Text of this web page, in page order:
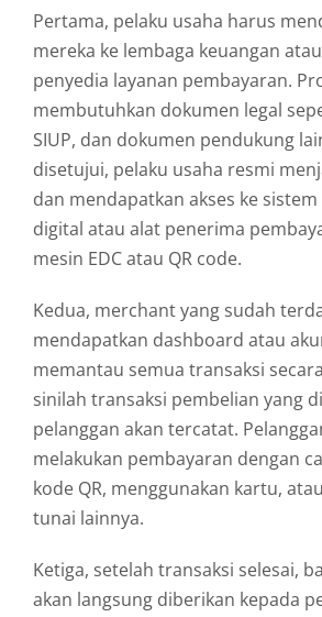
Pertama, pelaku usaha harus
mereka ke lembaga keuangan atau
penyedia layanan pembayaran.
membutuhkan dokumen legal
SIUP, dan dokumen pendukung
disetujui, pelaku usaha resmi
dan mendapatkan akses ke sistem
digital atau alat penerima
mesin EDCatau QR code.
Kedua, merchantyang sudah
mendapatkan dashboard atau
memantau semua transaksi secara
sinilah transaksi pembelian yang
pelanggan akan tercatat.
melakukan pembayaran dengan
kode QR, menggunakan kartu, atau
tunai lainnya.
Ketiga, setelah transaksi selesai,
akan langsung diberikan kepada